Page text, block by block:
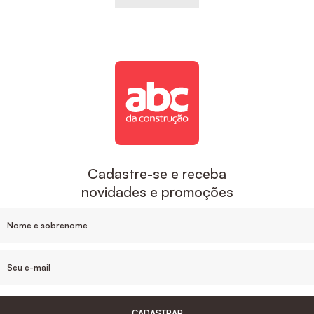
Cadastre-se e receba
novidades e promoções